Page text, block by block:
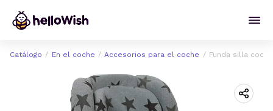
Catálogo En el coche Accesorios para el coche Funda silla